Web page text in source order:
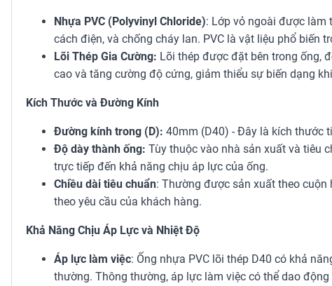
Nhựa PVC (Polyvinyl Chloride): Lớp vỏ ngoài được làm
cách điện, và chống cháy lan. PVC là vật liệu phổ biến
Lõi Thép Gia Cường: Lõi thép được đặt bên trong ống,
cao và tăng cường độ cứng, giảm thiểu sự biến dạng
Kích Thước và Đường Kính
Đường kính trong (D): 40mm (D40) - Đây là kích thước
Độ dày thành ống: Tùy thuộc vào nhà sản xuất và tiêu
trực tiếp đến khả năng chịu áp lực của ống.
Chiều dài tiêu chuẩn: Thường được sản xuất theo
theo yêu cầu của khách hàng.
Khả Năng Chịu Áp Lực và Nhiệt Độ
Áp lực làm việc: Ống nhựa PVC lõi thép D40 có khả
thường. Thông thường, áp lực làm việc có thể dao